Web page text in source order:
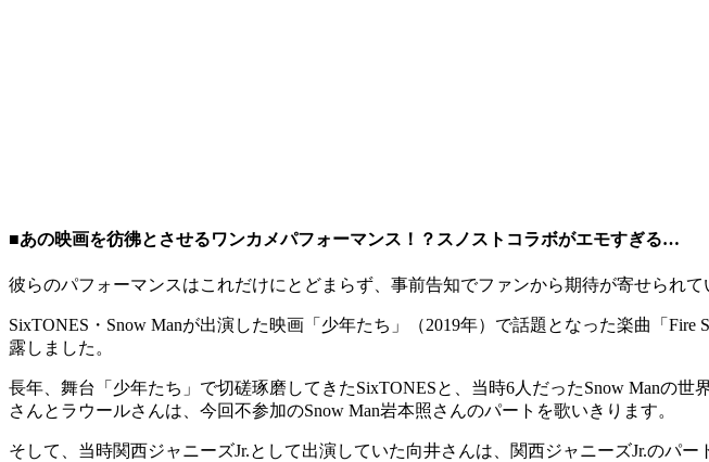
■あの映画を彷彿とさせるワンカメパフォーマンス！？スノストコラボがエモすぎる…
彼らのパフォーマンスはこれだけにとどまらず、事前告知でファンから期待が寄せられて
SixTONES・Snow Manが出演した映画「少年たち」（2019年）で話題となった楽曲「
露しました。
長年、舞台「少年たち」で切磋琢磨してきたSixTONESと、当時6人だったSnow Manの
さんとラウールさんは、今回不参加のSnow Man岩本照さんのパートを歌いきります。
そして、当時関西ジャニーズJr.として出演していた向井さんは、関西ジャニーズJr.のパー